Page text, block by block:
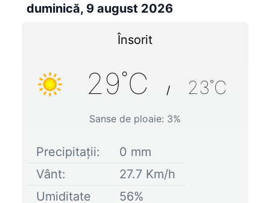
duminică, 9 august 2026
Însorit
29˚C / 23˚C
Sanse de ploaie: 3%
Precipitații: 0 mm
Vânt:
27.7 Km/h
Umiditate
56%